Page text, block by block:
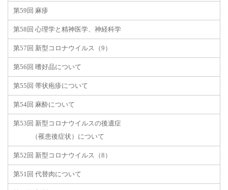
第59回 麻疹
第58回 心理学と精神医学、神経科学
第57回 新型コロナウイルス（9）
第56回 嗜好品について
第55回 帯状疱疹について
第54回 麻酔について
第53回 新型コロナウイルスの後遺症
（罹患後症状）について
第52回 新型コロナウイルス（8）
第51回 代替肉について